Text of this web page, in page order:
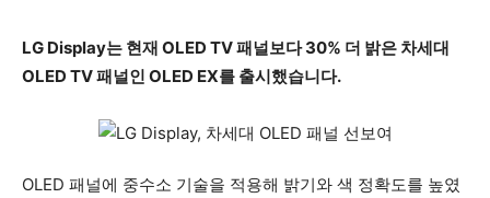
LG Display는 현재 OLED TV 패널보다 30% 더 밝은 차세대
OLED TV 패널인 OLED EX를 출시했습니다.
OLED 패널에 중수소 기술을 적용해 밝기와 색 정확도를 높였